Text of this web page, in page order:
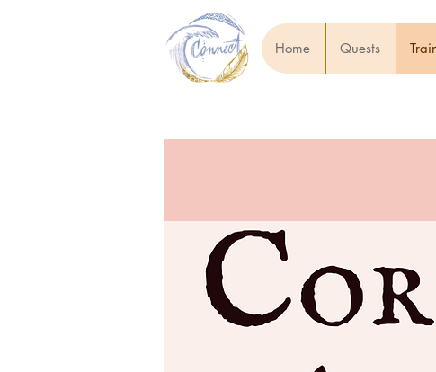
Home Quests